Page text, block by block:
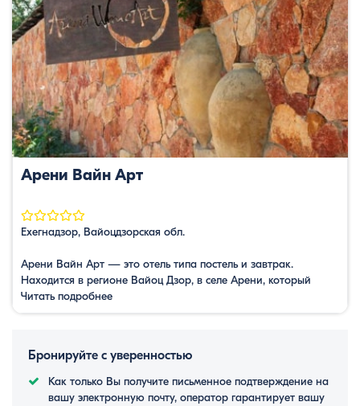
Арени Вайн Арт
Ехегнадзор, Вайоцдзорская обл.
Арени Вайн Арт — это отель типа постель и завтрак.
Находится в регионе Вайоц Дзор, в селе Арени, который
известен своими виноградниками, многолетней историей и
кухня. В саду есть отдельное место для пикника. Гостиница
предлагает …
Читать подробнее
Бронируйте с уверенностью
Как только Вы получите письменное подтверждение на
вашу электронную почту, оператор гарантирует вашу